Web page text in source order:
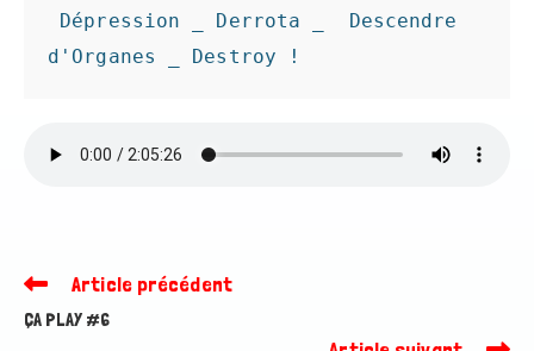
d'Organes _ Destroy !
Read
articles
Article précédent
ÇA PLAY #6